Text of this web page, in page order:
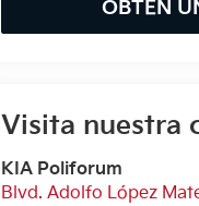
OBTÉN
Visita nuestra
KIA Poliforum
Blvd. Adolfo López